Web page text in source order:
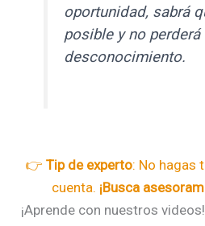
oportunidad, sabrá
posible y no
desconocimiento.
👉 Tip de experto: No hagas
cuenta. ¡Busca
¡Aprende con nuestros videos!